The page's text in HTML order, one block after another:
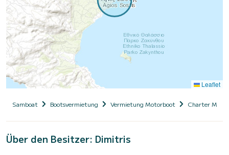
Leaflet
Samboat Bootsvermietung Vermietung Motorboot Charter
Über den Besitzer: Dimitris